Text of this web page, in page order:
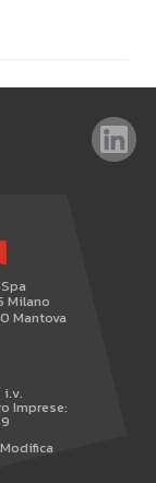
Milano
Mantova
Imprese: